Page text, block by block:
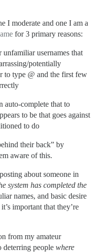
I moderate and one I am a
for 3 primary reasons:
unfamiliar usernames that
potentially
to type @ and the first few
auto-complete that to
to be that goes against
to do
their back” by
aware of this.
about someone in
system has completed the
names, and basic desire
important that they’re
from my amateur
deterring people where